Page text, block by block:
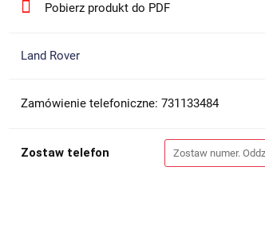
Pobierz produkt do PDF
Land Rover
Zamówienie telefoniczne: 731133484
Zostaw telefon